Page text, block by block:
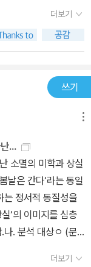
때문이리라. 아, 이
바람]작가의 경험을
얘기를 본 듯해서.
다가가기 위해 충분
는 모양이다, 버젓
닌 애매한 상황.[겨
는 작품.정신병, 백
울의 증거들. 그 속
에 대한 고민으로 가
이런 글![환상일지]
에게 술 한 잔 하자
시고 잘 어울린다.
야기도 이래저래 참
구는 이미 자살하고
더보기
쓰기
...
소멸의 미학과 상실
날은 간다‘라는 동일
정서적 동질성을
‘의 이미지를 심층
나. 분석 대상ㅇ (문
더보기